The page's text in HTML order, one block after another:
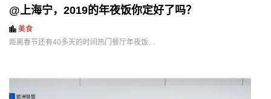
@上海宁，2019的年夜饭你定好了吗？
美食
距离春节还有40多天的时间热门餐厅年夜饭…